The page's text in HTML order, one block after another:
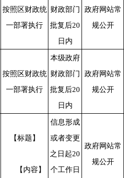
按照区财政统
一部署执行
财政部门
批复后20
日内
政府网站常
规公开
按照区财政统
一部署执行
本级政府
财政部门
批复后20
日内
政府网站常
规公开
【标题】
      【内容】
信息形成
或者变更
之日起20
个工作日
政府网站常
规公开